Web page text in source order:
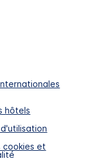
hôtels
cookies et